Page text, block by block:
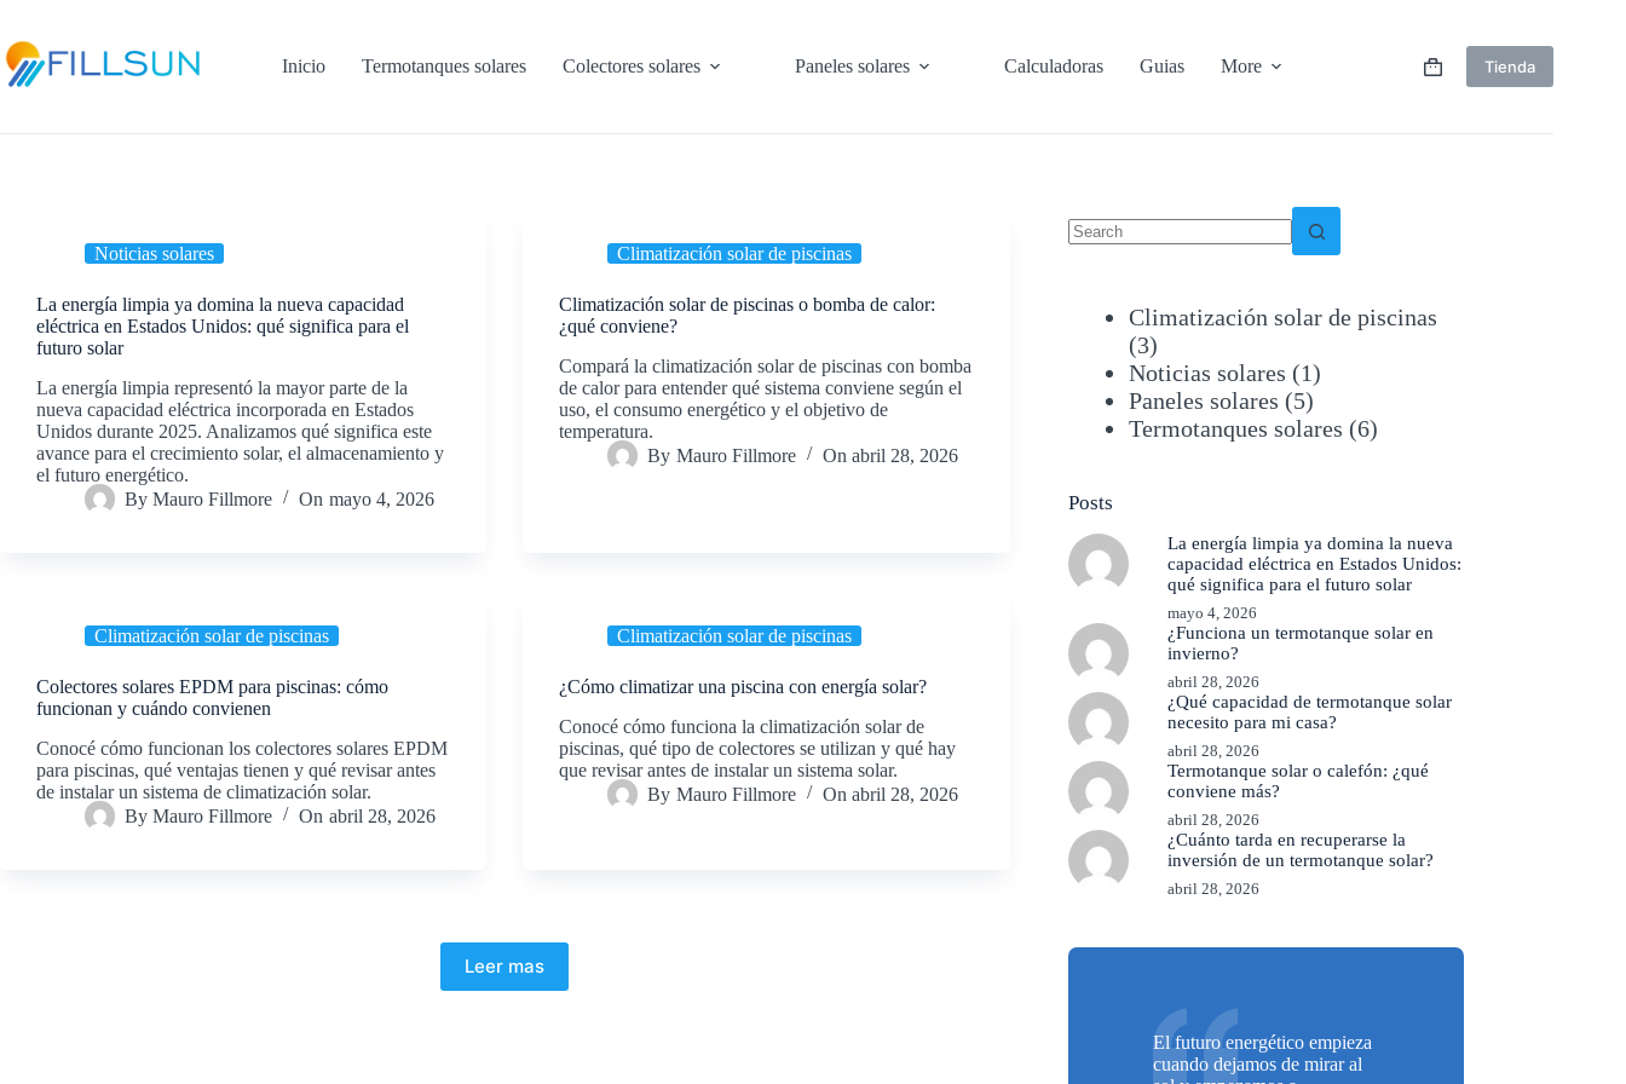
content
Inicio Termotanques solares Colectores solares Paneles solares Calculadoras Guias More
ShoppingTienda
Noticias solares
La energía limpia ya domina la nueva capacidad
eléctrica en Estados Unidos: qué significa para el
futuro solar
La energía limpia representó la mayor parte de la
nueva capacidad eléctrica incorporada en Estados
Unidos durante 2025. Analizamos qué significa este
avance para el crecimiento solar, el almacenamiento y
el futuro energético.
By Mauro Fillmore On mayo 4, 2026
Climatización solar de piscinas
Climatización solar de piscinas o bomba de calor:
¿qué conviene?
Compará la climatización solar de piscinas con bomba
de calor para entender qué sistema conviene según el
uso, el consumo energético y el objetivo de
temperatura.
By Mauro Fillmore On abril 28, 2026
Climatización solar de piscinas
Colectores solares EPDM para piscinas: cómo
funcionan y cuándo convienen
Conocé cómo funcionan los colectores solares EPDM
para piscinas, qué ventajas tienen y qué revisar antes
de instalar un sistema de climatización solar.
By Mauro Fillmore On abril 28, 2026
Climatización solar de piscinas
¿Cómo climatizar una piscina con energía solar?
Conocé cómo funciona la climatización solar de
piscinas, qué tipo de colectores se utilizan y qué hay
que revisar antes de instalar un sistema solar.
By Mauro Fillmore On abril 28, 2026
Leer mas
Climatización solar de piscinas
(3)
Noticias solares (1)
Paneles solares (5)
Termotanques solares (6)
Posts
La energía limpia ya domina la nueva
capacidad eléctrica en Estados Unidos:
qué significa para el futuro solar
mayo 4, 2026
¿Funciona un termotanque solar en
invierno?
abril 28, 2026
¿Qué capacidad de termotanque solar
necesito para mi casa?
abril 28, 2026
Termotanque solar o calefón: ¿qué
conviene más?
abril 28, 2026
¿Cuánto tarda en recuperarse la
inversión de un termotanque solar?
abril 28, 2026
El futuro energético empieza
cuando dejamos de mirar al